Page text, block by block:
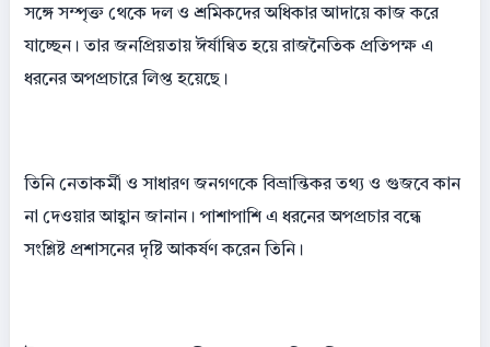
সঙ্গে সম্পৃক্ত থেকে দল ও শ্রমিকদের অধিকার আদায়ে কাজ করে
যাচ্ছেন। তার জনপ্রিয়তায় ঈর্ষান্বিত হয়ে রাজনৈতিক প্রতিপক্ষ এ
ধরনের অপপ্রচারে লিপ্ত হয়েছে।
তিনি নেতাকর্মী ও সাধারণ জনগণকে বিভ্রান্তিকর তথ্য ও গুজবে কান
না দেওয়ার আহ্বান জানান। পাশাপাশি এ ধরনের অপপ্রচার বন্ধে
সংশ্লিষ্ট প্রশাসনের দৃষ্টি আকর্ষণ করেন তিনি।